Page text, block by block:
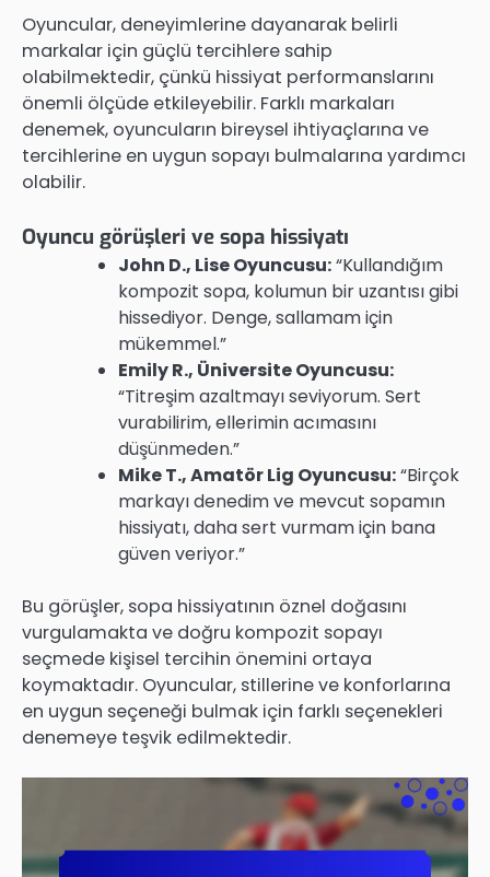
Oyuncular, deneyimlerine dayanarak belirli
markalar için güçlü tercihlere sahip
olabilmektedir, çünkü hissiyat performanslarını
önemli ölçüde etkileyebilir. Farklı markaları
denemek, oyuncuların bireysel ihtiyaçlarına ve
tercihlerine en uygun sopayı bulmalarına yardımcı
olabilir.
Oyuncu görüşleri ve sopa hissiyatı
John D., Lise Oyuncusu:“Kullandığım
kompozit sopa, kolumun bir uzantısı gibi
hissediyor. Denge, sallamam için
mükemmel.”
Emily R., Üniversite Oyuncusu:
“Titreşim azaltmayı seviyorum. Sert
vurabilirim, ellerimin acımasını
düşünmeden.”
Mike T., Amatör Lig Oyuncusu:“Birçok
markayı denedim ve mevcut sopamın
hissiyatı, daha sert vurmam için bana
güven veriyor.”
Bu görüşler, sopa hissiyatının öznel doğasını
vurgulamakta ve doğru kompozit sopayı
seçmede kişisel tercihin önemini ortaya
koymaktadır. Oyuncular, stillerine ve konforlarına
en uygun seçeneği bulmak için farklı seçenekleri
denemeye teşvik edilmektedir.